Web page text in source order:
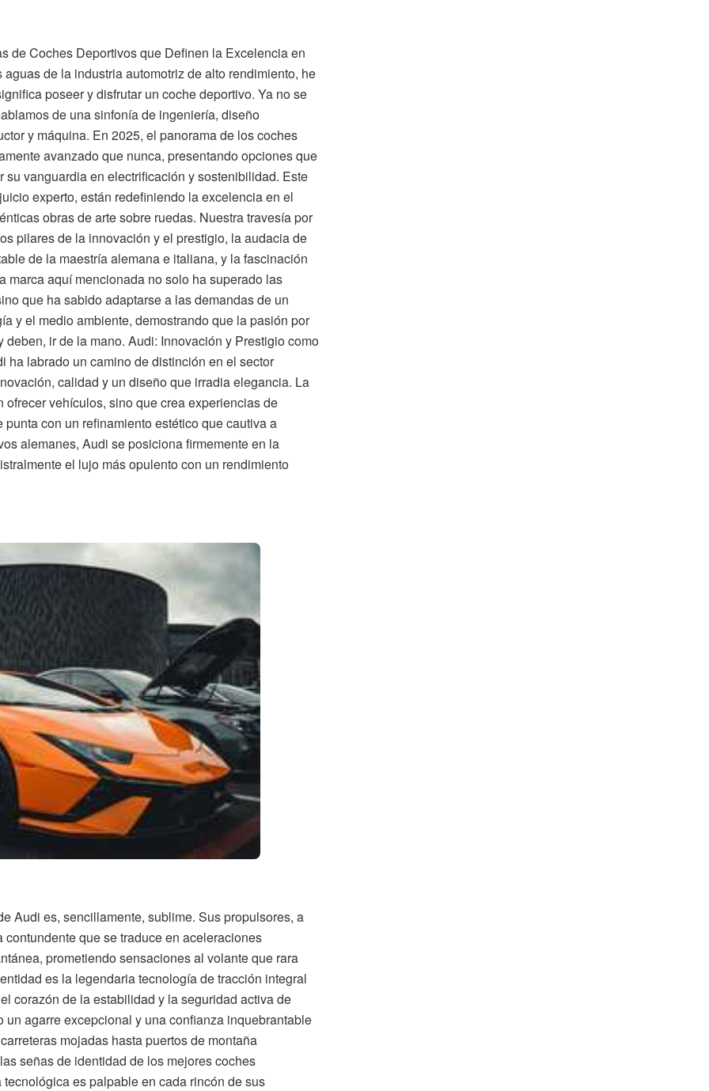
de Coches Deportivos que Definen la Excelencia en
de la industria automotriz de alto rendimiento, he
poseer y disfrutar un coche deportivo. Ya no se
de una sinfonía de ingeniería, diseño
y máquina. En 2025, el panorama de los coches
avanzado que nunca, presentando opciones que
vanguardia en electrificación y sostenibilidad. Este
experto, están redefiniendo la excelencia en el
obras de arte sobre ruedas. Nuestra travesía por
pilares de la innovación y el prestigio, la audacia de
de la maestría alemana e italiana, y la fascinación
aquí mencionada no solo ha superado las
que ha sabido adaptarse a las demandas de un
y el medio ambiente, demostrando que la pasión por
ir de la mano. Audi: Innovación y Prestigio como
ha labrado un camino de distinción en el sector
calidad y un diseño que irradia elegancia. La
vehículos, sino que crea experiencias de
con un refinamiento estético que cautiva a
alemanes, Audi se posiciona firmemente en la
el lujo más opulento con un rendimiento
Audi es, sencillamente, sublime. Sus propulsores, a
que se traduce en aceleraciones
prometiendo sensaciones al volante que rara
es la legendaria tecnología de tracción integral
corazón de la estabilidad y la seguridad activa de
agarre excepcional y una confianza inquebrantable
mojadas hasta puertos de montaña
señas de identidad de los mejores coches
es palpable en cada rincón de sus